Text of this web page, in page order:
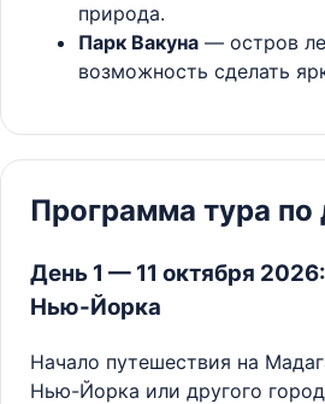
природа.
Парк Вакуна — остров
возможность сделать
Программа тура по
День 1 — 11 октября
Нью-Йорка
Начало путешествия на
Нью-Йорка или другого